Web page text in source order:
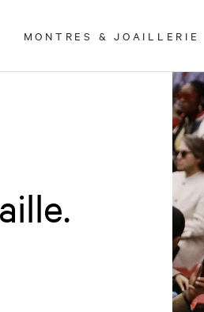
MONTRES & JOAILLERIE